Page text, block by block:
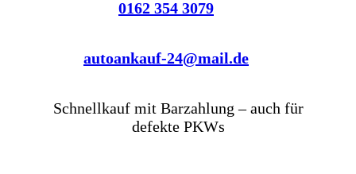
0162 354 3079
autoankauf-24@mail.de
Schnellkauf mit Barzahlung – auch für
defekte PKWs